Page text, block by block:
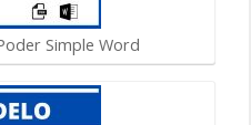
Simple Word